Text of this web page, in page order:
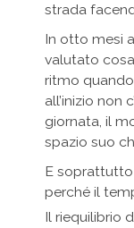
strada
In otto mesi
valutato
ritmo
all’inizio non
giornata, il
spazio suo
E
perché il
Il riequilibrio